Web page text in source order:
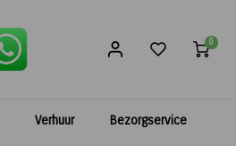
0
Verhuur Bezorgservice